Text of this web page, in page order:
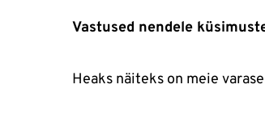
Vastused nendele
Heaks näiteks on meie